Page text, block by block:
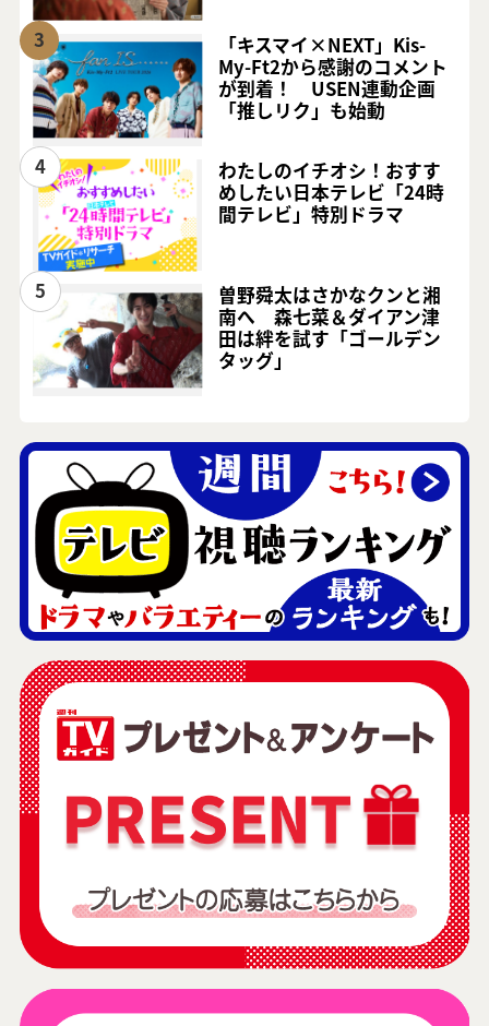
3
「キスマイ×NEXT」Kis-
My-Ft2から感謝のコメント
が到着！ USEN連動企画
「推しリク」も始動
4
わたしのイチオシ！おすす
めしたい日本テレビ「24時
間テレビ」特別ドラマ
5
曽野舜太はさかなクンと湘
南へ 森七菜＆ダイアン津
田は絆を試す「ゴールデン
タッグ」